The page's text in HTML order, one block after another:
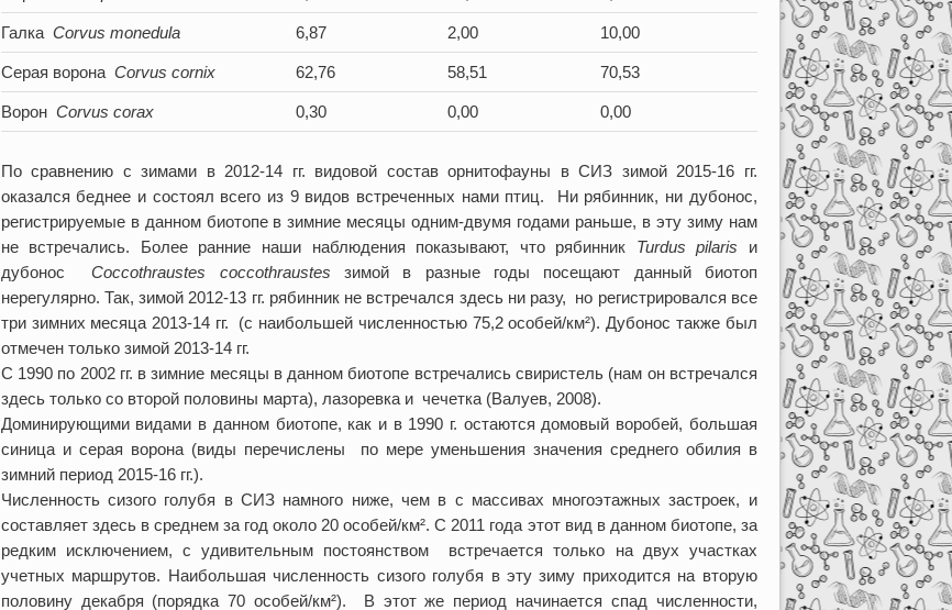
Галка Corvus monedula 6,87 2,00 10,00
Серая ворона Corvus cornix 62,76 58,51 70,53
Ворон Corvus corax 0,30 0,00 0,00
По сравнению с зимами в 2012-14 гг. видовой состав орнитофауны в СИЗ зимой 2015-16 гг.
оказался беднее и состоял всего из 9 видов встреченных нами птиц. Ни рябинник, ни дубонос,
регистрируемые в данном биотопе в зимние месяцы одним-двумя годами раньше, в эту зиму нам
не встречались. Более ранние наши наблюдения показывают, что рябинник Turdus pilaris и
дубоносCoccothraustes coccothraustesзимой в разные годы посещают данный биотоп
нерегулярно. Так, зимой 2012-13 гг. рябинник не встречался здесь ни разу, но регистрировался все
три зимних месяца 2013-14 гг. (с наибольшей численностью 75,2 особей/км²). Дубонос также был
отмечен только зимой 2013-14 гг.
С 1990 по 2002 гг. в зимние месяцы в данном биотопе встречались свиристель (нам он встречался
здесь только со второй половины марта), лазоревка и чечетка (Валуев, 2008).
Доминирующими видами в данном биотопе, как и в 1990 г. остаются домовый воробей, большая
синица и серая ворона (виды перечислены по мере уменьшения значения среднего обилия в
зимний период 2015-16 гг.).
Численность сизого голубя в СИЗ намного ниже, чем в с массивах многоэтажных застроек, и
составляет здесь в среднем за год около 20 особей/км². С 2011 года этот вид в данном биотопе, за
редким исключением, с удивительным постоянством встречается только на двух участках
учетных маршрутов. Наибольшая численность сизого голубя в эту зиму приходится на вторую
половину декабря (порядка 70 особей/км²). В этот же период начинается спад численности,